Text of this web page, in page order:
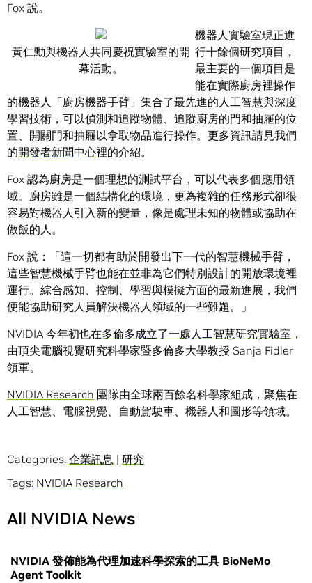
Fox 說。
黃仁勳與機器人共同慶祝實驗室的開
幕活動。
機器人實驗室現正進
行十餘個研究項目，
最主要的一個項目是
能在實際廚房裡操作
的機器人「廚房機器手臂」集合了最先進的人工智慧與深度
學習技術，可以偵測和追蹤物體、追蹤廚房的門和抽屜的位
置、開關門和抽屜以拿取物品進行操作。更多資訊請見我們
的開發者新聞中心裡的介紹。
Fox 認為廚房是一個理想的測試平台，可以代表多個應用領
域。廚房雖是一個結構化的環境，更為複雜的任務形式卻很
容易對機器人引入新的變量，像是處理未知的物體或協助在
做飯的人。
Fox 說：「這一切都有助於開發出下一代的智慧機械手臂，
這些智慧機械手臂也能在並非為它們特別設計的開放環境裡
運行。綜合感知、控制、學習與模擬方面的最新進展，我們
便能協助研究人員解決機器人領域的一些難題。」
NVIDIA 今年初也在多倫多成立了一處人工智慧研究實驗室 ，
由頂尖電腦視覺研究科學家暨多倫多大學教授 Sanja Fidler
領軍。
NVIDIA Research 團隊由全球兩百餘名科學家組成，聚焦在
人工智慧、電腦視覺、自動駕駛車、機器人和圖形等領域。
Categories: 企業訊息 | 研究
Tags: NVIDIA Research
All NVIDIA News
NVIDIA 發佈能為代理加速科學探索的工具 BioNeMo
Agent Toolkit